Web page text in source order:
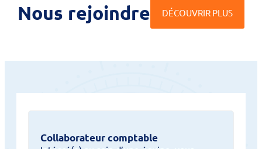
Nous rejoindre DÉCOUVRIR PLUS
Collaborateur comptable